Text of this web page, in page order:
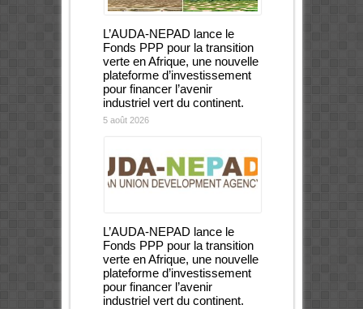
L’AUDA-NEPAD lance le
Fonds PPP pour la transition
verte en Afrique, une nouvelle
plateforme d’investissement
pour financer l’avenir
industriel vert du continent.
5 août 2026
L’AUDA-NEPAD lance le
Fonds PPP pour la transition
verte en Afrique, une nouvelle
plateforme d’investissement
pour financer l’avenir
industriel vert du continent.